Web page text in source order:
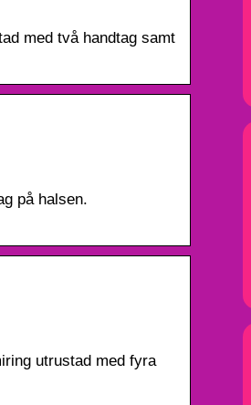
med två handtag samt
på halsen.
utrustad med fyra